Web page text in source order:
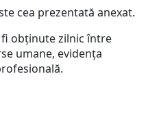
cea prezentată anexat.
zilnic între
umane, evidenţa